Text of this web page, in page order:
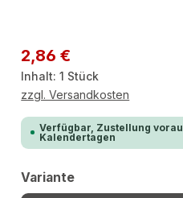
Regulärer Preis:
2,86 €
Inhalt:1 Stück
zzgl. Versandkosten
Verfügbar, Zustellung
Kalendertagen
Varianteauswählen